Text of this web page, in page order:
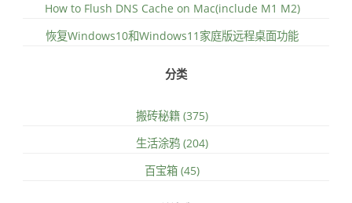
How to Flush DNS Cache on Mac(include M1 M2)
恢复Windows10和Windows11家庭版远程桌面功能
分类
搬砖秘籍 (375)
生活涂鸦 (204)
百宝箱 (45)